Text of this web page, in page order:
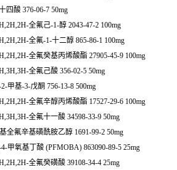
四酸 376-06-7 50mg
全氟己-1-醇 2043-47-2 100mg
全氟-1-十二醇 865-86-1 100mg
全氟癸基丙烯酸酯 27905-45-9 100mg
全氟己酸 356-02-5 50mg
甲基-3-戊酮 756-13-8 500mg
全氟辛醇丙烯酸酯 17527-29-6 100mg
全氟十一酸 34598-33-9 50mg
全氟辛基磺酰胺乙醇 1691-99-2 50mg
甲氧基丁酸 (PFMOBA) 863090-89-5 25mg
全氟癸磺酸 39108-34-4 25mg